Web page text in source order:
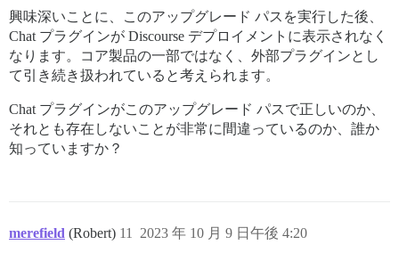
興味深いことに、このアップグレード パスを実行した後、
Chat プラグインが Discourse デプロイメントに表示されなく
なります。コア製品の一部ではなく、外部プラグインとし
て引き続き扱われていると考えられます。
Chat プラグインがこのアップグレード パスで正しいのか、
それとも存在しないことが非常に間違っているのか、誰か
知っていますか？
merefield (Robert) 2023 年 10 月 9 日午後 4:20
11